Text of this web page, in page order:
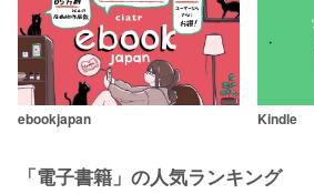
ebookjapan Kindle
「電子書籍」の人気ランキング